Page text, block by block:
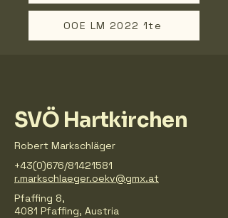
OOE LM 2022 1te
SVÖ Hartkirchen
Robert Markschläger
+43(0)676/81421581
r.markschlaeger.oekv@gmx.at
Pfaffing 8,
4081 Pfaffing, Austria